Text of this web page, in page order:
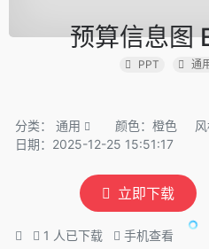
预算信息图
PPT 通
分类： 通用 颜色：橙色
日期：2025-12-25 15:51:17
立即下载
1 人已下载 手机查看